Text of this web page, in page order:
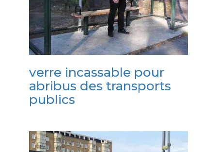
verre incassable pour
abribus des transports
publics